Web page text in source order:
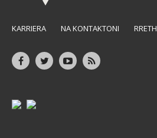
KARRIERA NA KONTAKTONI